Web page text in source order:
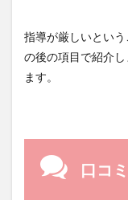
指導が厳しいとい
の後の項目で紹介
ます。
口コミ